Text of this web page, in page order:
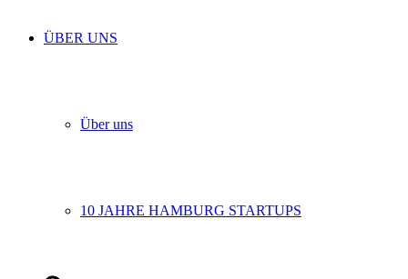
ÜBER UNS
Über uns
10 JAHRE HAMBURG STARTUPS